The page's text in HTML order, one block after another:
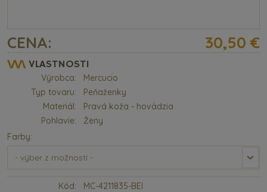
CENA: 30,50 €
VLASTNOSTI
Výrobca:
Mercucio
Typ tovaru:
Peňaženky
Materiál:
Pravá koža - hovädzia
Pohlavie:
Ženy
Farby:
Kód:
MC-4211835-BEI